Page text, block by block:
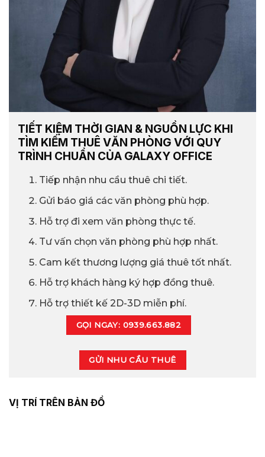
TIẾT KIỆM THỜI GIAN & NGUỒN LỰC KHI
TÌM KIẾM THUÊ VĂN PHÒNG VỚI QUY
TRÌNH CHUẨN CỦA GALAXY OFFICE
Tiếp nhận nhu cầu thuê chi tiết.
Gửi báo giá các văn phòng phù hợp.
Hỗ trợ đi xem văn phòng thực tế.
Tư vấn chọn văn phòng phù hợp nhất.
Cam kết thương lượng giá thuê tốt nhất.
Hỗ trợ khách hàng ký hợp đồng thuê.
Hỗ trợ thiết kế 2D-3D miễn phí.
GỌI NGAY: 0939.663.882
GỬI NHU CẦU THUÊ
VỊ TRÍ TRÊN BẢN ĐỒ